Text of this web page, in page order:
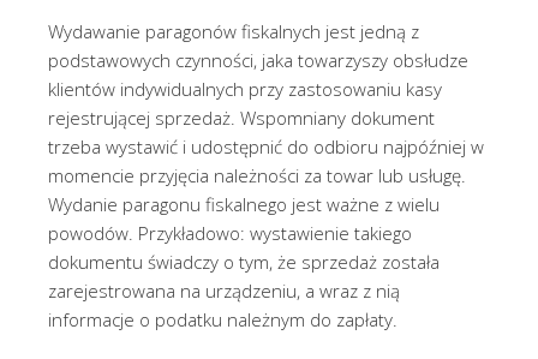
Wydawanie paragonów fiskalnych jest jedną z
podstawowych czynności, jaka towarzyszy obsłudze
klientów indywidualnych przy zastosowaniu kasy
rejestrującej sprzedaż. Wspomniany dokument
trzeba wystawić i udostępnić do odbioru najpóźniej w
momencie przyjęcia należności za towar lub usługę.
Wydanie paragonu fiskalnego jest ważne z wielu
powodów. Przykładowo: wystawienie takiego
dokumentu świadczy o tym, że sprzedaż została
zarejestrowana na urządzeniu, a wraz z nią
informacje o podatku należnym do zapłaty.